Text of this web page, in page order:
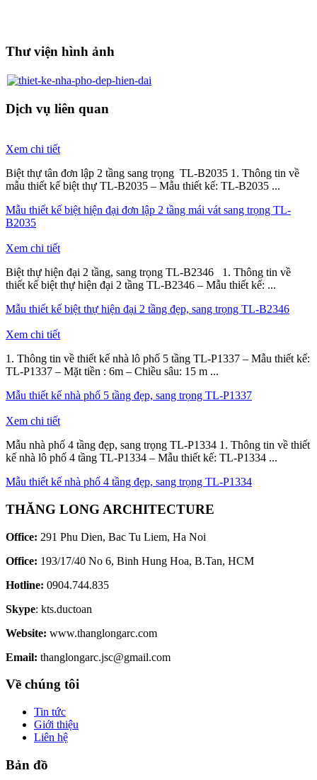
Thư viện hình ảnh
Dịch vụ liên quan
Xem chi tiết
Biệt thự tân đơn lập 2 tầng sang trọng TL-B2035 1. Thông tin về
mẫu thiết kế biệt thự TL-B2035 – Mẫu thiết kế: TL-B2035 ...
Mẫu thiết kế biệt hiện đại đơn lập 2 tầng mái vát sang trọng TL-
B2035
Xem chi tiết
Biệt thự hiện đại 2 tầng, sang trọng TL-B2346 1. Thông tin về
thiết kế biệt thự hiện đại 2 tầng TL-B2346 – Mẫu thiết kế: ...
Mẫu thiết kế biệt thự hiện đại 2 tầng đẹp, sang trọng TL-B2346
Xem chi tiết
1. Thông tin về thiết kế nhà lô phố 5 tầng TL-P1337 – Mẫu thiết kế:
TL-P1337 – Mặt tiền : 6m – Chiều sâu: 15 m ...
Mẫu thiết kế nhà phố 5 tầng đẹp, sang trọng TL-P1337
Xem chi tiết
Mẫu nhà phố 4 tầng đẹp, sang trọng TL-P1334 1. Thông tin về thiết
kế nhà lô phố 4 tầng TL-P1334 – Mẫu thiết kế: TL-P1334 ...
Mẫu thiết kế nhà phố 4 tầng đẹp, sang trọng TL-P1334
THĂNG LONG ARCHITECTURE
Office: 291 Phu Dien, Bac Tu Liem, Ha Noi
Office: 193/17/40 No 6, Binh Hung Hoa, B.Tan, HCM
Hotline: 0904.744.835
Skype: kts.ductoan
Website: www.thanglongarc.com
Email: thanglongarc.jsc@gmail.com
Về chúng tôi
Tin tức
Giới thiệu
Liên hệ
Bản đồ